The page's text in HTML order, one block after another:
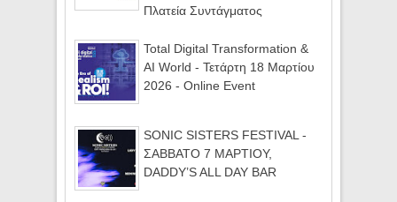
Πλατεία Συντάγματος
Total Digital Transformation &
AI World - Τετάρτη 18 Μαρτίου
2026 - Online Event
SONIC SISTERS FESTIVAL -
ΣΑΒΒΑΤΟ 7 ΜΑΡΤΙΟΥ,
DADDY’S ALL DAY BAR